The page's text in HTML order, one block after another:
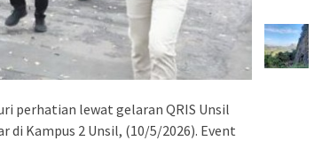
perhatian lewat gelaran QRIS Unsil
di Kampus 2 Unsil, (10/5/2026). Event